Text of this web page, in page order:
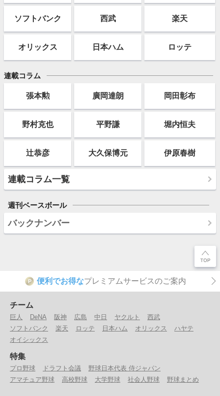
ソフトバンク 西武 楽天
オリックス 日本ハム ロッテ
連載コラム
張本勲 廣岡達朗 岡田彰布
野村克也 平野謙 堀内恒夫
辻恭彦 大久保博元 伊原春樹
連載コラム一覧
週刊ベースボール
バックナンバー
P 便利でお得なプレミアムサービスのご案内
チーム
巨人 DeNA 阪神 広島 中日 ヤクルト
西武
ソフトバンク
楽天 ロッテ 日本ハム オリックス
ハヤテ
オイシックス
特集
プロ野球 ドラフト会議
野球日本代表 侍ジャパン
アマチュア野球
高校野球 大学野球 社会人野球 野球まとめ